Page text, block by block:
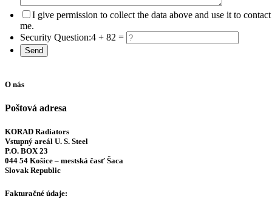
I give permission to collect the data above and use it to contact
me.
Security Question:4 + 82 =
O nás
Poštová adresa
KORAD Radiators
Vstupný areál U. S. Steel
P.O. BOX 23
044 54 Košice – mestská časť Šaca
Slovak Republic
Fakturačné údaje: